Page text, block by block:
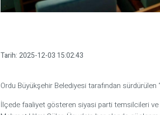
Tarih: 2025-12-03 15:02:43
Ordu Büyükşehir Belediyesi tarafından sürdürülen
İlçede faaliyet gösteren siyasi parti temsilcileri